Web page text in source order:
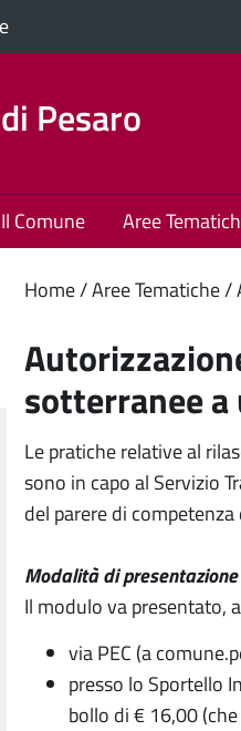
Pesaro
Il Comune Aree
Contenuto
principale
Home Aree Tematiche
sotterranee
Le pratiche relative al
sono in capo al Servizio
del parere di
Modalità di
Il modulo va presentato,
via PEC (a
presso lo Sportello
bollo di € 16,00